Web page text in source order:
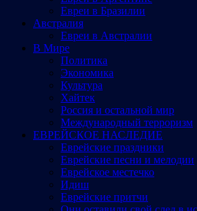
Евреи в Бразилии
Австралия
Евреи в Австралии
В Мире
Политика
Экономика
Культура
Хайтек
Россия и остальной мир
Международный терроризм
ЕВРЕЙСКОЕ НАСЛЕДИЕ
Еврейские праздники
Еврейские песни и мелодии
Еврейское местечко
Идиш
Еврейские притчи